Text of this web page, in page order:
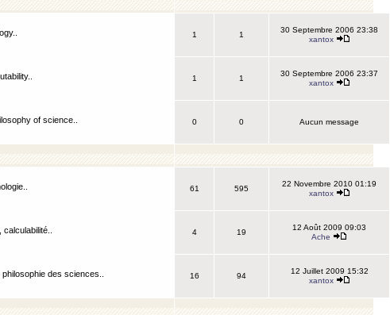
1 1
30 Septembre 2006 23:38
xantox
1 1
30 Septembre 2006 23:37
xantox
of science..
0 0 Aucun message
61 595
22 Novembre 2010 01:19
xantox
4 19
12 Août 2009 09:03
Ache
des sciences..
16 94
12 Juillet 2009 15:32
xantox